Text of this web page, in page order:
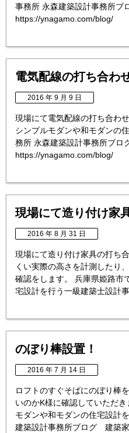
事務所 永森建築設計事務所
https://ynagamo.com/blog/
電気配線の打ち合わ
2016 年 9 月 9 日
現場にて電気配線の打ち合わ
シンプルモダンや和モダンの
務所 永森建築設計事務所ブ
https://ynagamo.com/blog/
現場にて造り付け家
2016 年 8 月 31 日
現場にて造り付け家具の打ち
くい実際の高さを計測したり
確認をします。 兵庫県姫路市
宅設計を行う一級建築士設計
のぼり棒設置！
2016 年 7 月 14 日
ロフトのすぐそばにのぼり棒
いのかK様に確認していただ
モダンや和モダンの住宅設計
建築設計事務所ブログ 建築